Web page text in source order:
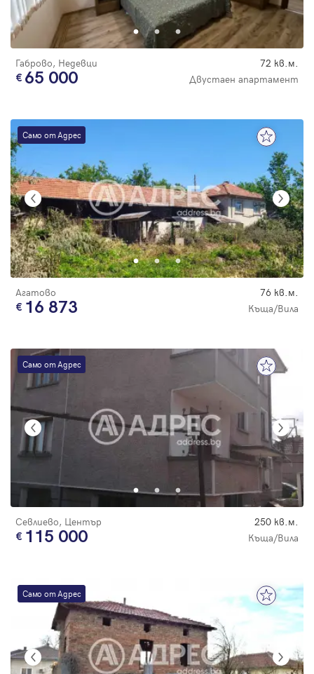
Габрово, Недевци 72 кв.м.
65 000 Двустаен апартамент
Само от Адрес
Агатово 76 кв.м.
16 873 Къща/Вила
Само от Адрес
Севлиево, Център 250 кв.м.
115 000 Къща/Вила
Само от Адрес
Парола
Регистрация